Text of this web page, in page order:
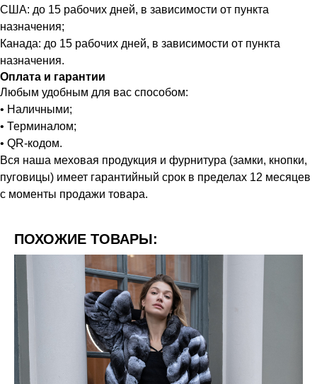
США: до 15 рабочих дней, в зависимости от пункта
назначения;
Канада: до 15 рабочих дней, в зависимости от пункта
назначения.
Оплата и гарантии
Любым удобным для вас способом:
• Наличными;
• Терминалом;
• QR-кодом.
Вся наша меховая продукция и фурнитура (замки, кнопки,
пуговицы) имеет гарантийный срок в пределах 12 месяцев
с моменты продажи товара.
ПОХОЖИЕ ТОВАРЫ: